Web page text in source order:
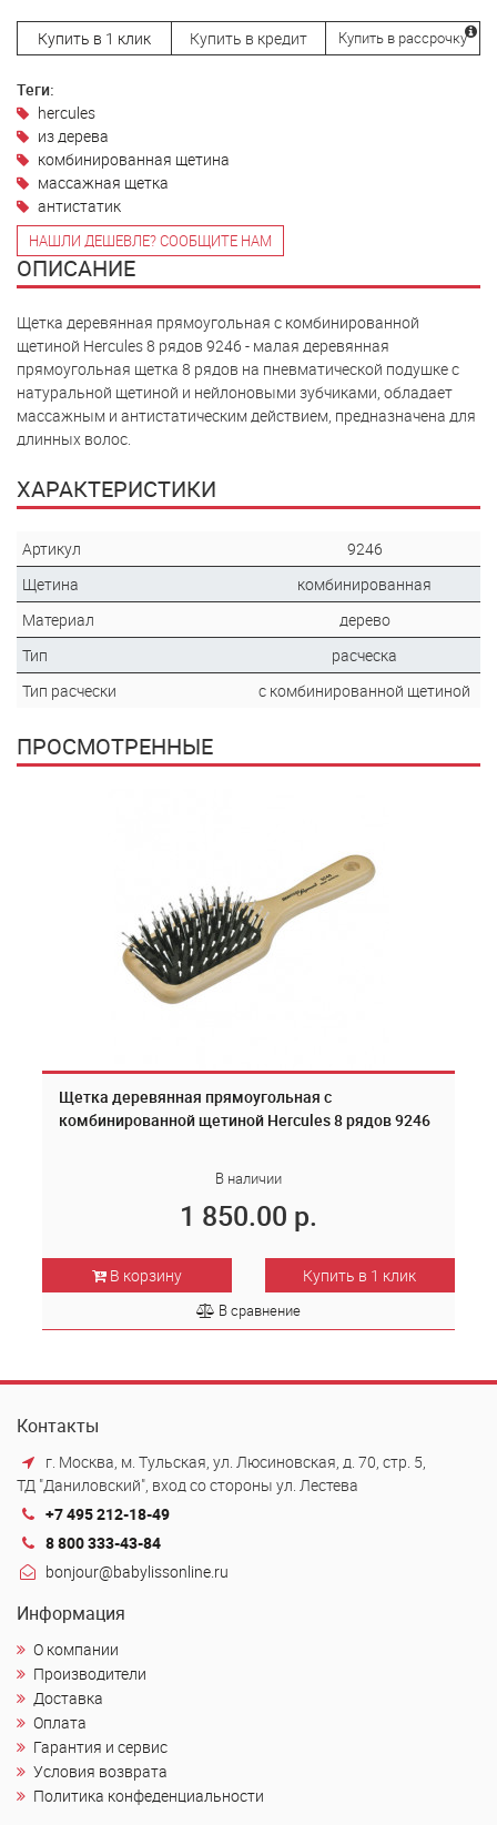
Купить в 1 клик Купить в кредит Купить в рассрочку
Теги:
hercules
из дерева
комбинированная щетина
массажная щетка
антистатик
НАШЛИ ДЕШЕВЛЕ? СООБЩИТЕ НАМ
ОПИСАНИЕ
Щетка деревянная прямоугольная с комбинированной
щетиной Hercules 8 рядов 9246 - малая деревянная
прямоугольная щетка 8 рядов на пневматической подушке с
натуральной щетиной и нейлоновыми зубчиками, обладает
массажным и антистатическим действием, предназначена для
длинных волос.
ХАРАКТЕРИСТИКИ
Артикул
9246
Щетина
комбинированная
Материал
дерево
Тип
расческа
Тип расчески
с комбинированной щетиной
ПРОСМОТРЕННЫЕ
Щетка деревянная прямоугольная с
комбинированной щетиной Hercules 8 рядов 9246
В наличии
1 850.00 р.
В корзину Купить в 1 клик
В сравнение
Контакты
г. Москва, м. Тульская, ул. Люсиновская, д. 70, стр. 5,
ТД "Даниловский", вход со стороны ул. Лестева
+7 495 212-18-49
8 800 333-43-84
bonjour@babylissonline.ru
Информация
О компании
Производители
Доставка
Оплата
Гарантия и сервис
Условия возврата
Политика конфеденциальности